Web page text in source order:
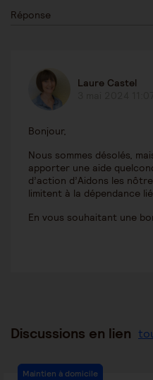
Réponse
Laure Castel
Bonjour,
Nous sommes désolés,
apporter une aide
d’action d’Aidons les
limitent à la dépendance
En vous souhaitant une
Discussions en lien
Maintien à domicile